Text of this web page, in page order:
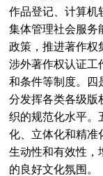
作品登记、计算机
集体管理社会服务
政策，推进著作权
涉外著作权认证工
和条件等制度。四
分发挥各类各级版
织的规范化水平。
化、立体化和精准
生动性和有效性，
的良好文化氛围。